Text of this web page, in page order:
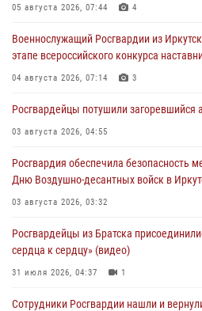
05 августа 2026, 07:44 4
Военнослужащий Росгвардии из
этапе всероссийского конкурса
04 августа 2026, 07:14 3
Росгвардейцы потушили загоревшийся
03 августа 2026, 04:55
Росгвардия обеспечила безопасность
Дню Воздушно-десантных войск в
03 августа 2026, 03:32
Росгвардейцы из Братска
сердца к сердцу» (видео)
31 июля 2026, 04:37 1
Сотрудники Росгвардии нашли и